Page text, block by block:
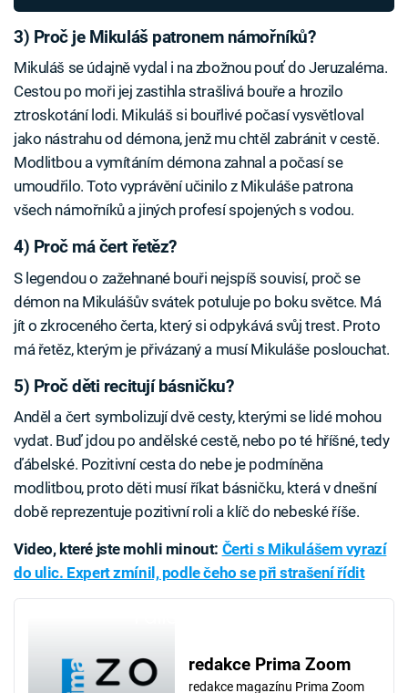
3) Proč je Mikuláš patronem námořníků?
Mikuláš se údajně vydal i na zbožnou pouť do Jeruzaléma.
Cestou po moři jej zastihla strašlivá bouře a hrozilo
ztroskotání lodi. Mikuláš si bouřlivé počasí vysvětloval
jako nástrahu od démona, jenž mu chtěl zabránit v cestě.
Modlitbou a vymítáním démona zahnal a počasí se
umoudřilo. Toto vyprávění učinilo z Mikuláše patrona
všech námořníků a jiných profesí spojených s vodou.
4) Proč má čert řetěz?
S legendou o zažehnané bouři nejspíš souvisí, proč se
démon na Mikulášův svátek potuluje po boku světce. Má
jít o zkroceného čerta, který si odpykává svůj trest. Proto
má řetěz, kterým je přivázaný a musí Mikuláše poslouchat.
5) Proč děti recitují básničku?
Anděl a čert symbolizují dvě cesty, kterými se lidé mohou
vydat. Buď jdou po andělské cestě, nebo po té hříšné, tedy
ďábelské. Pozitivní cesta do nebe je podmíněna
modlitbou, proto děti musí říkat básničku, která v dnešní
době reprezentuje pozitivní roli a klíč do nebeské říše.
Video, které jste mohli minout: Čerti s Mikulášem vyrazí
do ulic. Expert zmínil, podle čeho se při strašení řídit
redakce Prima Zoom
redakce magazínu Prima Zoom